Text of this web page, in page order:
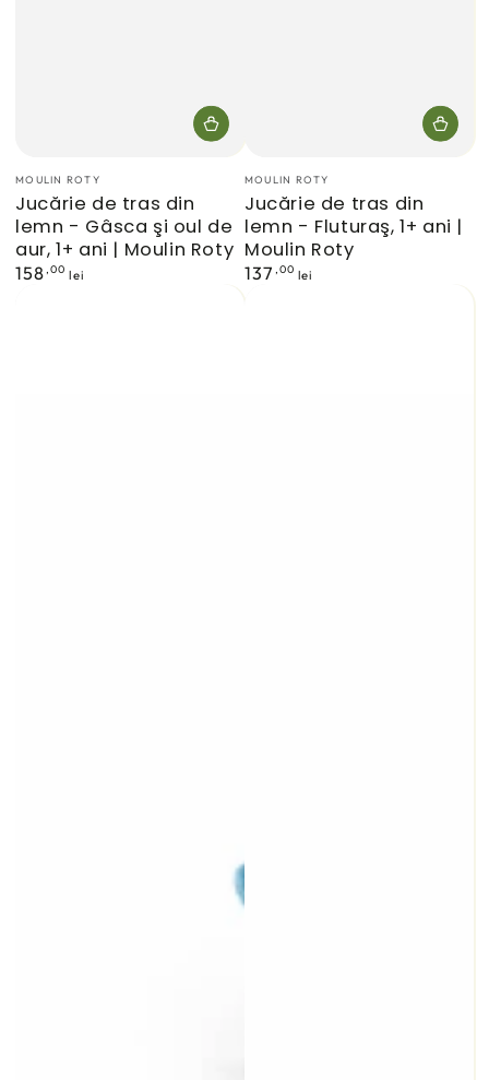
Furnizor:
MOULIN ROTY
Jucărie de tras din
lemn - Gâsca şi oul de
aur, 1+ ani | Moulin Roty
Preț
158,00 lei
Furnizor:
MOULIN ROTY
Jucărie de tras din
lemn - Fluturaş, 1+ ani |
Moulin Roty
Preț
137 ,00 lei